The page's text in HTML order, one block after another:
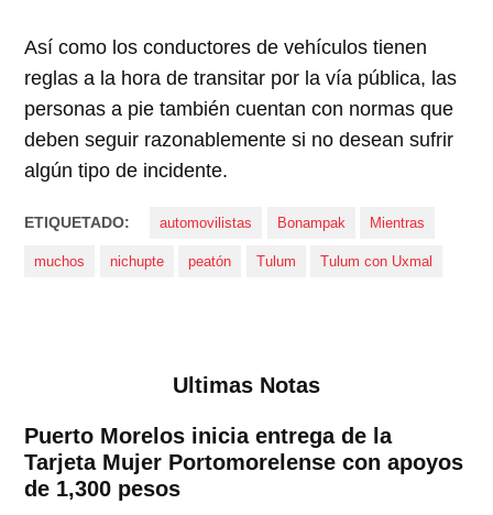
Así como los conductores de vehículos tienen
reglas a la hora de transitar por la vía pública, las
personas a pie también cuentan con normas que
deben seguir razonablemente si no desean sufrir
algún tipo de incidente.
ETIQUETADO: automovilistas Bonampak Mientras
muchos nichupte peatón Tulum Tulum con Uxmal
Ultimas Notas
Puerto Morelos inicia entrega de la
Tarjeta Mujer Portomorelense con apoyos
de 1,300 pesos